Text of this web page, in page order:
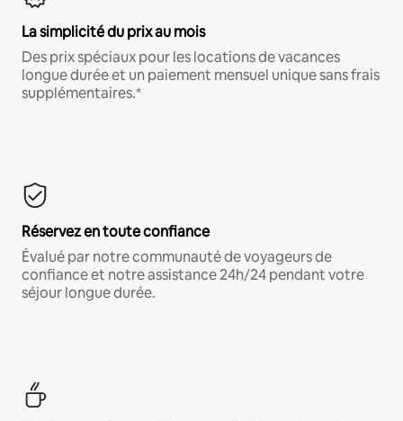
La simplicité du prix au mois
Des prix spéciaux pour les locations de vacances
longue durée et un paiement mensuel unique sans frais
supplémentaires.*
Réservez en toute confiance
Évalué par notre communauté de voyageurs de
confiance et notre assistance 24h/24 pendant votre
séjour longue durée.